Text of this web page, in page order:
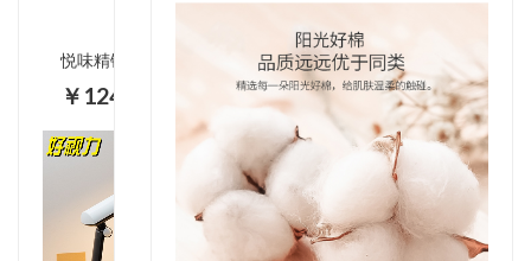
悦味精铁不粘炒锅BDY-C612
￥124.00